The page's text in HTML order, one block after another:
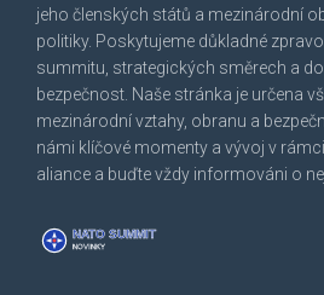
jeho členských států a mezinárodní
politiky. Poskytujeme důkladné
summitu, strategických směrech a
bezpečnost. Naše stránka je určena
mezinárodní vztahy, obranu a
námi klíčové momenty a vývoj v
aliance a buďte vždy informováni o